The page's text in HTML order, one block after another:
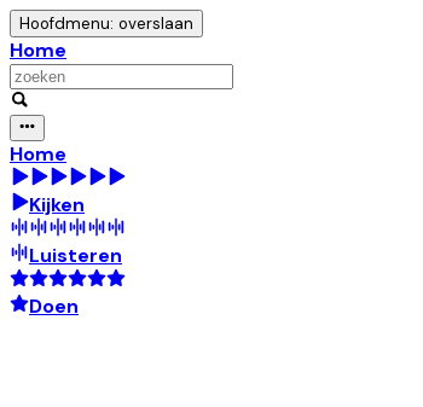
Hoofdmenu: overslaan
Home
Home
Kijken
Luisteren
Doen